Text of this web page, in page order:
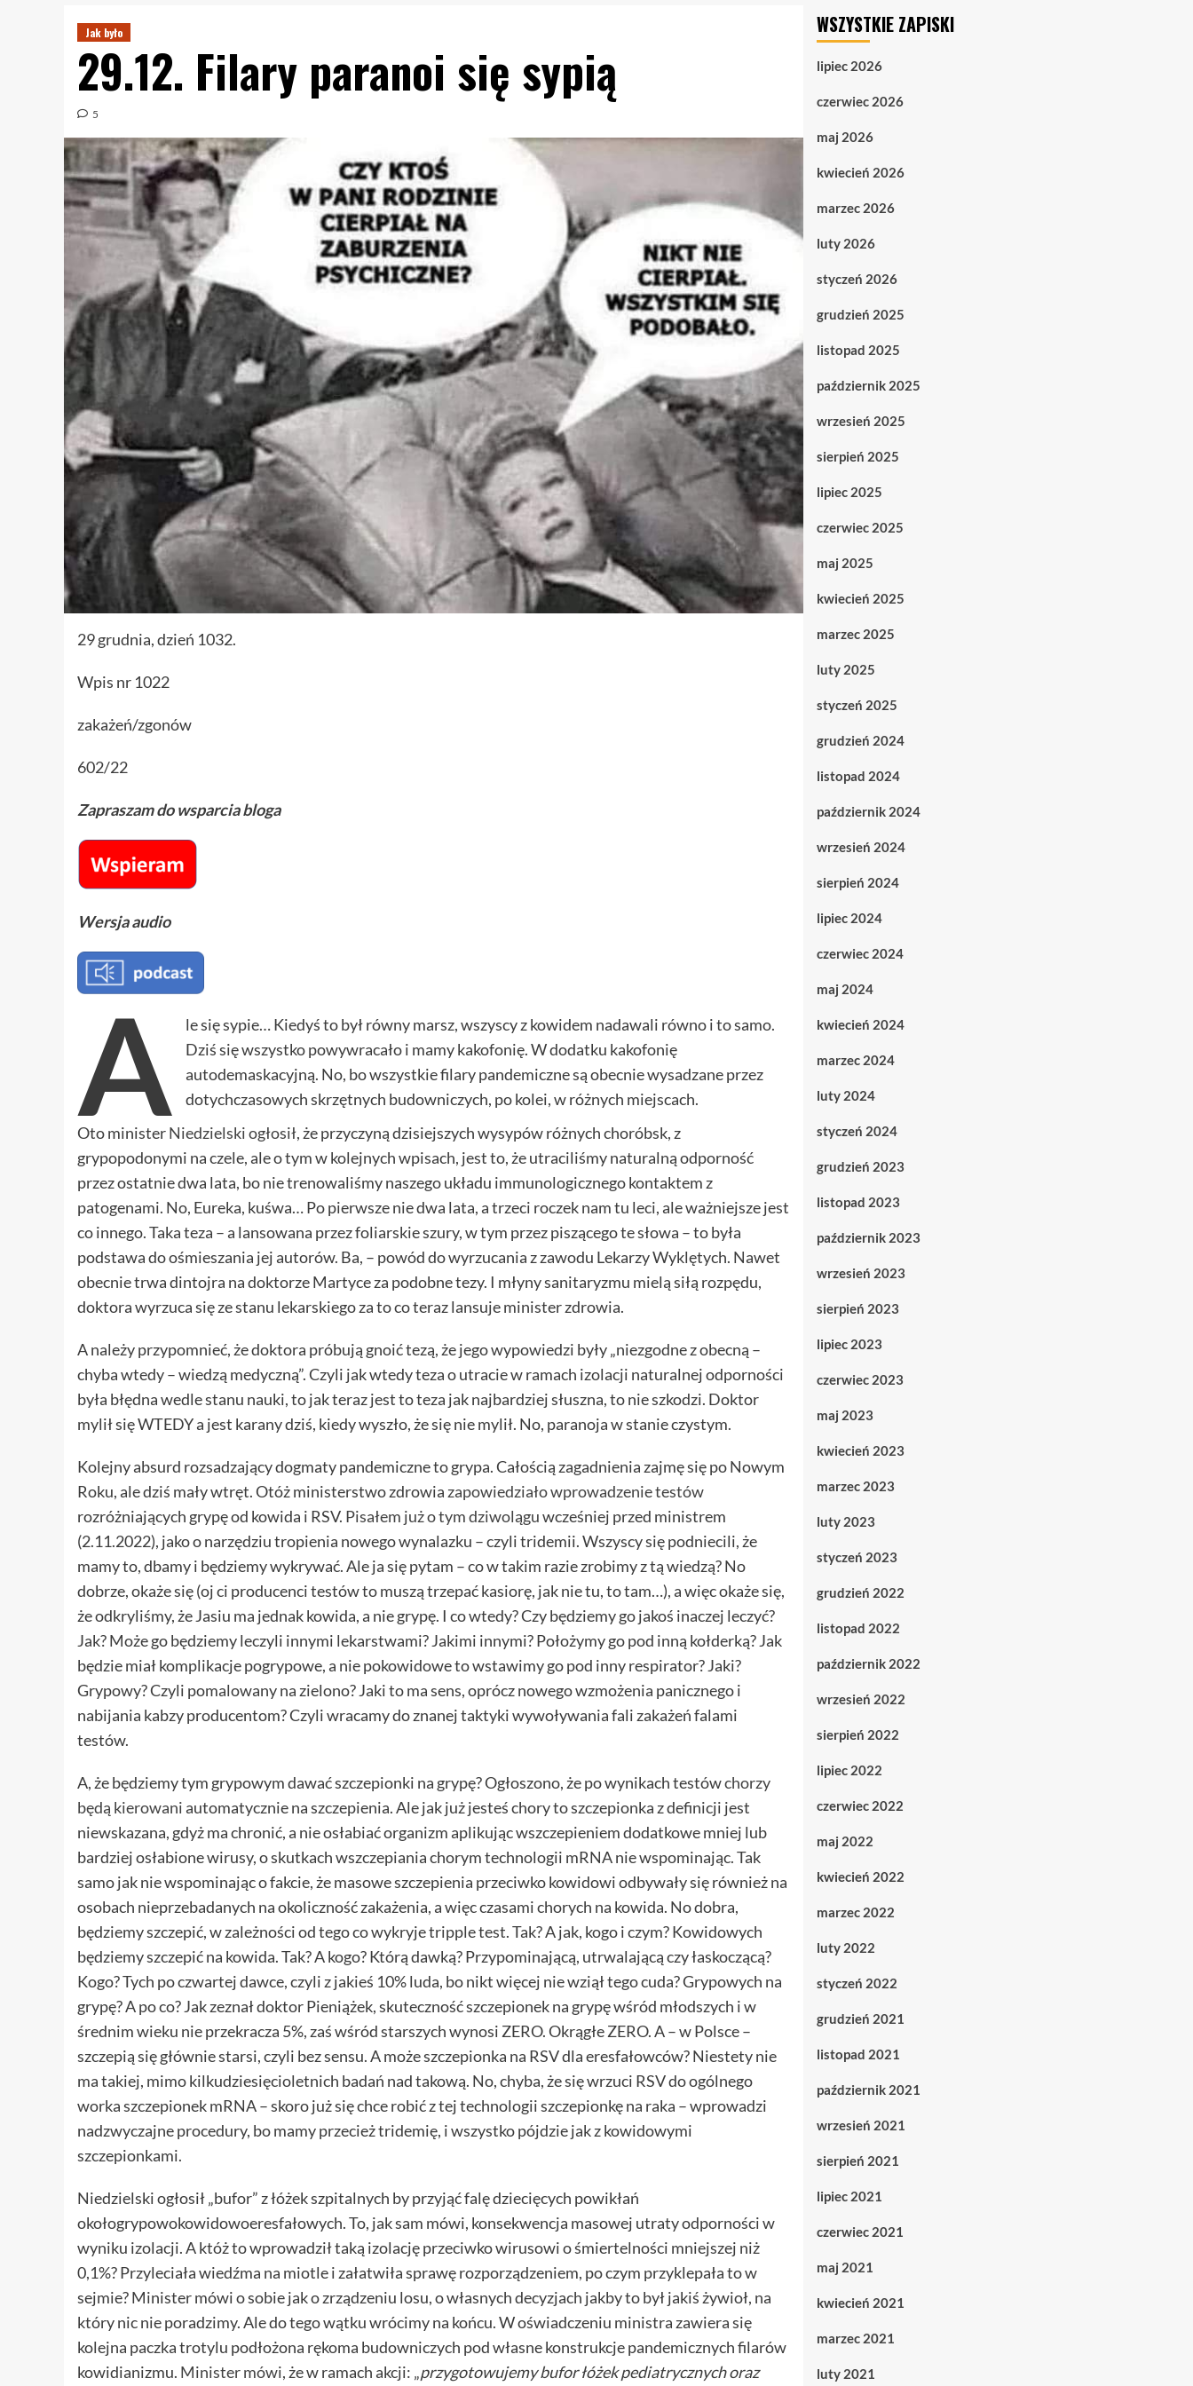
Jak było
29.12. Filary paranoi się sypią
5
29 grudnia, dzień 1032.
Wpis nr 1022
zakażeń/zgonów
602/22
Zapraszam do wsparcia bloga
Wersja audio
A
le się sypie… Kiedyś to był równy marsz, wszyscy z kowidem nadawali równo i to samo.
Dziś się wszystko powywracało i mamy kakofonię. W dodatku kakofonię
autodemaskacyjną. No, bo wszystkie filary pandemiczne są obecnie wysadzane przez
dotychczasowych skrzętnych budowniczych, po kolei, w różnych miejscach.
Oto ministerNiedzielski ogłosił, że przyczyną dzisiejszych wysypów różnych choróbsk, z
grypopodonymi na czele, ale o tym w kolejnych wpisach, jest to, że utraciliśmy naturalną odporność
przez ostatnie dwa lata, bo nie trenowaliśmy naszego układu immunologicznego kontaktem z
patogenami. No, Eureka, kuśwa… Po pierwsze nie dwa lata, a trzeci roczek nam tu leci, ale ważniejsze jest
co innego. Taka teza – a lansowana przez foliarskie szury, w tym przez piszącego te słowa – to była
podstawa do ośmieszania jej autorów. Ba, – powód do wyrzucania z zawodu Lekarzy Wyklętych. Nawet
obecnie trwa dintojra na doktorze Martyce za podobne tezy. I młyny sanitaryzmu mielą siłą rozpędu,
doktora wyrzuca się ze stanu lekarskiego za to co teraz lansuje minister zdrowia.
A należy przypomnieć, że doktora próbują gnoić tezą, że jego wypowiedzi były „niezgodne z obecną –
chyba wtedy – wiedzą medyczną”. Czyli jak wtedy teza o utracie w ramach izolacji naturalnej odporności
była błędna wedle stanu nauki, to jak teraz jest to teza jak najbardziej słuszna, to nie szkodzi. Doktor
mylił się WTEDY a jest karany dziś, kiedy wyszło, że się nie mylił. No, paranoja w stanie czystym.
Kolejny absurd rozsadzający dogmaty pandemiczne to grypa. Całością zagadnienia zajmę się po Nowym
Roku, ale dziś mały wtręt. Otóż ministerstwo zdrowia zapowiedziało wprowadzenie testów
rozróżniających grypę od kowida i RSV. Pisałem już o tym dziwoląguwcześniej przed ministrem
(2.11.2022), jako o narzędziu tropienia nowego wynalazku – czyli tridemii. Wszyscy się podniecili, że
mamy to, dbamy i będziemy wykrywać. Ale ja się pytam – co w takim razie zrobimy z tą wiedzą? No
dobrze, okaże się (oj ci producenci testów to muszą trzepać kasiorę, jak nie tu, to tam…), a więc okaże się,
że odkryliśmy, że Jasiu ma jednak kowida, a nie grypę. I co wtedy? Czy będziemy go jakoś inaczej leczyć?
Jak? Może go będziemy leczyli innymi lekarstwami? Jakimi innymi? Położymy go pod inną kołderką? Jak
będzie miał komplikacje pogrypowe, a nie pokowidowe to wstawimy go pod inny respirator? Jaki?
Grypowy? Czyli pomalowany na zielono? Jaki to ma sens, oprócz nowego wzmożenia panicznego i
nabijania kabzy producentom? Czyli wracamy do znanej taktyki wywoływania fali zakażeń falami
testów.
A, że będziemy tym grypowym dawać szczepionki na grypę? Ogłoszono, że po wynikach testówchorzy
będą kierowaniautomatycznie na szczepienia. Ale jak już jesteś chory to szczepionka z definicji jest
niewskazana, gdyż ma chronić, a nie osłabiać organizm aplikując wszczepieniem dodatkowe mniej lub
bardziej osłabione wirusy, o skutkach wszczepiania chorym technologii mRNA nie wspominając. Tak
samo jak nie wspominając o fakcie, że masowe szczepienia przeciwko kowidowi odbywały się również na
osobach nieprzebadanych na okoliczność zakażenia, a więc czasami chorych na kowida. No dobra,
będziemy szczepić, w zależności od tego co wykryje tripple test. Tak? A jak, kogo i czym? Kowidowych
będziemy szczepić na kowida. Tak? A kogo? Którą dawką? Przypominającą, utrwalającą czy łaskoczącą?
Kogo? Tych po czwartej dawce, czyli z jakieś 10% luda, bo nikt więcej nie wziął tego cuda? Grypowych na
grypę? A po co? Jak zeznał doktor Pieniążek, skuteczność szczepionek na grypę wśród młodszych i w
średnim wieku nie przekracza 5%, zaś wśród starszych wynosi ZERO. Okrągłe ZERO. A – w Polsce –
szczepią się głównie starsi, czyli bez sensu. A może szczepionka na RSV dla eresfałowców? Niestety nie
ma takiej, mimo kilkudziesięcioletnich badań nad takową. No, chyba, że się wrzuci RSV do ogólnego
worka szczepionek mRNA – skoro już się chce robić z tej technologii szczepionkę na raka – wprowadzi
nadzwyczajne procedury, bo mamy przecież tridemię, i wszystko pójdzie jak z kowidowymi
szczepionkami.
Niedzielski ogłosił „bufor” z łóżek szpitalnych by przyjąć falę dziecięcych powikłań
okołogrypowokowidowoeresfałowych. To, jak sam mówi, konsekwencja masowej utraty odporności w
wyniku izolacji. A któż to wprowadził taką izolację przeciwko wirusowi o śmiertelności mniejszej niż
0,1%? Przyleciała wiedźma na miotle i załatwiła sprawę rozporządzeniem, po czym przyklepała to w
sejmie? Minister mówi o sobie jak o zrządzeniu losu, o własnych decyzjach jakby to był jakiś żywioł, na
który nic nie poradzimy. Ale do tego wątku wrócimy na końcu. W oświadczeniu ministra zawiera się
kolejna paczka trotylu podłożona rękoma budowniczych pod własne konstrukcje pandemicznych filarów
kowidianizmu. Minister mówi, że w ramach akcji: „przygotowujemy bufor łóżek pediatrycznych oraz
WSZYSTKIE ZAPISKI
lipiec 2026
czerwiec 2026
maj 2026
kwiecień 2026
marzec 2026
luty 2026
styczeń 2026
grudzień 2025
listopad 2025
październik 2025
wrzesień 2025
sierpień 2025
lipiec 2025
czerwiec 2025
maj 2025
kwiecień 2025
marzec 2025
luty 2025
styczeń 2025
grudzień 2024
listopad 2024
październik 2024
wrzesień 2024
sierpień 2024
lipiec 2024
czerwiec 2024
maj 2024
kwiecień 2024
marzec 2024
luty 2024
styczeń 2024
grudzień 2023
listopad 2023
październik 2023
wrzesień 2023
sierpień 2023
lipiec 2023
czerwiec 2023
maj 2023
kwiecień 2023
marzec 2023
luty 2023
styczeń 2023
grudzień 2022
listopad 2022
październik 2022
wrzesień 2022
sierpień 2022
lipiec 2022
czerwiec 2022
maj 2022
kwiecień 2022
marzec 2022
luty 2022
styczeń 2022
grudzień 2021
listopad 2021
październik 2021
wrzesień 2021
sierpień 2021
lipiec 2021
czerwiec 2021
maj 2021
kwiecień 2021
marzec 2021
luty 2021